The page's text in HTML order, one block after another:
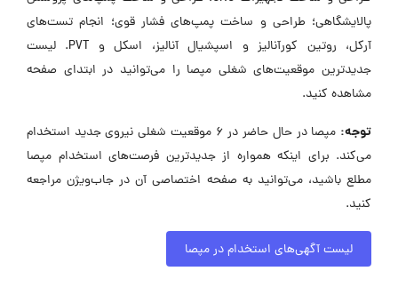
پالایشگاهی؛ طراحی و ساخت پمپ‌های فشار قوی؛ انجام تست‌های
آرکل، روتین کورآنالیز و اسپشیال آنالیز، اسکل و PVT. لیست
جدیدترین موقعیت‌های شغلی مپصا را می‌توانید در ابتدای صفحه
مشاهده کنید.
توجه:
مپصا در حال حاضر در ۶ موقعیت شغلی نیروی جدید استخدام
می‌کند. برای اینکه همواره از جدیدترین فرصت‌های استخدام مپصا
مطلع باشید، می‌توانید به صفحه اختصاصی آن در جاب‌ویژن مراجعه
کنید.
لیست آگهی‌های استخدام در مپصا